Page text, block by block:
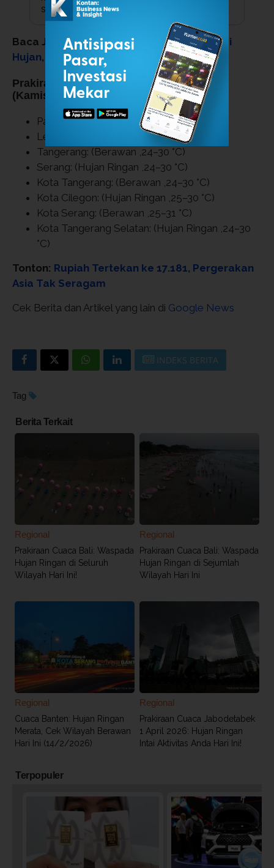
Simamora
Baca Juga: Cuaca Jabodetabek: Antisipasi
Hujan, Rencanakan Aktivitas Anda!
Prakiraan Cuaca Hari Ini Provinsi Banten
(Kamis, 23 April 2026):
Pandeglang:(Hujan Ringan ,23–30 °C)
Lebak:
(Hujan Ringan ,23–29 °C)
Tangerang: (Berawan ,24–30 °C)
Serang: (Hujan Ringan ,24–30 °C)
Kota Tangerang: (Berawan ,24–30 °C)
Kota Cilegon: (Hujan Ringan ,25–30 °C)
Kota Serang: (Berawan ,25–31 °C)
Kota Tangerang Selatan: (Hujan Ringan ,24–30
°C)
Tonton: Rupiah Tertekan ke 17.181, Pergerakan
Asia Tak Seragam
Cek Berita dan Artikel yang lain di Google News
INDEKS BERITA
Tag
Berita Terkait
Regional
Prakiraan Cuaca Bali: Waspada
Hujan Ringan di Seluruh
Wilayah Hari Ini!
Regional
Prakiraan Cuaca Bali: Waspada
Hujan Ringan di Sejumlah
Wilayah Hari Ini
Regional
Cuaca Banten: Hujan Ringan
Merata, Cek Wilayah Berawan
Hari Ini (14/2/2026)
Regional
Prakiraan Cuaca Jabodetabek
1 April 2026: Hujan Ringan
Intai Aktivitas Anda Hari Ini!
Terpopuler